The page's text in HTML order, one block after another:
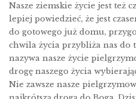
Nasze ziemskie życie jest też
lepiej powiedzieć, że jest
do gotowego już domu,
chwila życia przybliża nas do
nazywa nasze życie
drogę naszego życia
Nie zawsze nasze